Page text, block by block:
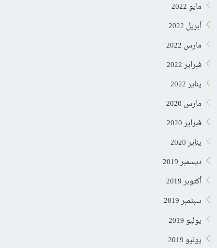
مايو 2022
أبريل 2022
مارس 2022
فبراير 2022
يناير 2022
مارس 2020
فبراير 2020
يناير 2020
ديسمبر 2019
أكتوبر 2019
سبتمبر 2019
يوليو 2019
يونيو 2019